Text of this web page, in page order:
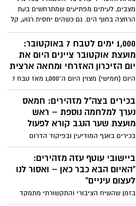
מצבים, לעיתים מפתיעים שמתרחשים בעת
הרחצה בחוף הים. גם כשהים יחסית רגוע, קל
שנסחפים פנימה?
1,000 ימים לטבח 7 באוקטובר:
מועצת אוקטובר ציינים היום את
יום הזיכרון האזרחי ומחאה ארצית
היום (חמישי) מצוין היום ה־1,000 מאז טבח 7
באוקטובר, ומועצת אוקטובר מקיימת יום
זיכרון אזרחי ומחאה ארצי תחת הכותרת
"1,000 ימים של שבעה".
בכירים בצה"ל מזהירים: חמאס
נערך למלחמה נוספת – ראש
מועצת שער הנגב קורא לפעול
בכירים באגף המודיעין ובפיקוד הדרום
הזהירו את הרמטכ"ל כי חמאס ממשיך להיערך
לעימות נוסף מול ישראל. לדבריהם, הארגון
מייצר מדי חודש מאות מטעני חבלה וטילי
נ"ט, מגייס מחבלים חדשים ומשקם את
בצה"ל מעריכים כי יש צורך בחידוש הלחימה,
ביישובי עוטף עזה מזהירים:
"האיום הבא כבר כאן – ואסור לנו
לעצום עיניים"
בזמן שהשיח הציבורי והתקשורתי מתמקד
בעיקר בגזרה הצפונית ובלחימה מול